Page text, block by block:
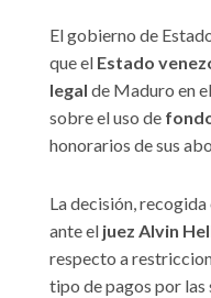
El gobierno de
que el Estado
legal de Maduro en
sobre el uso de
honorarios de sus
La decisión,
ante el juez Alvin
respecto a
tipo de pagos por las